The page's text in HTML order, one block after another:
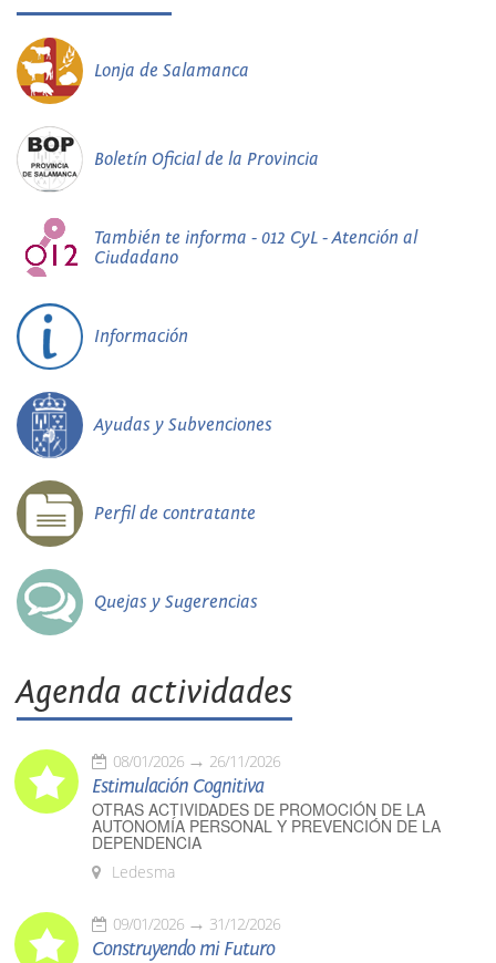
Lonja de Salamanca
Boletín Oficial de la Provincia
También te informa - 012 CyL - Atención al
Ciudadano
Información
Ayudas y Subvenciones
Perfil de contratante
Quejas y Sugerencias
Agenda actividades
08/01/2026 26/11/2026
Estimulación Cognitiva
OTRAS ACTIVIDADES DE PROMOCIÓN DE LA
AUTONOMÍA PERSONAL Y PREVENCIÓN DE LA
DEPENDENCIA
Ledesma
09/01/2026 31/12/2026
Construyendo mi Futuro